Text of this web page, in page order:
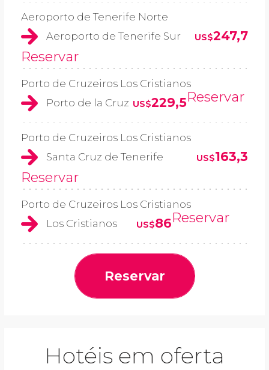
Aeroporto de Tenerife Norte
Aeroporto de Tenerife Sur
US$247,7
Reservar
Porto de Cruzeiros Los Cristianos
Porto de la Cruz US$229,5Reservar
Porto de Cruzeiros Los Cristianos
Santa Cruz de Tenerife
US$163,3
Reservar
Porto de Cruzeiros Los Cristianos
Los Cristianos
US$86Reservar
Reservar
Hotéis em oferta